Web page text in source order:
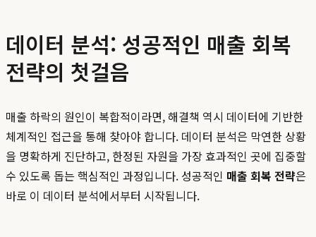
데이터 분석: 성공적인 매출 회복
전략의 첫걸음
매출 하락의 원인이 복합적이라면, 해결책 역시 데이터에 기반한
체계적인 접근을 통해 찾아야 합니다. 데이터 분석은 막연한 상황
을 명확하게 진단하고, 한정된 자원을 가장 효과적인 곳에 집중할
수 있도록 돕는 핵심적인 과정입니다. 성공적인 매출 회복 전략은
바로 이 데이터 분석에서부터 시작됩니다.